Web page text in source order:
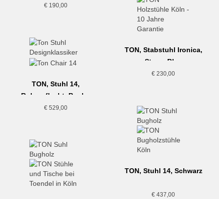
€190,00
TON, Stabstuhl Ironica,
Steam Blue
€ 230,00
TON, Stuhl 14,
Rohrgeflecht, Buche
€529,00
TON, Stuhl 14, Schwarz
€ 437,00